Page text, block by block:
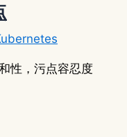
性，污点容忍度